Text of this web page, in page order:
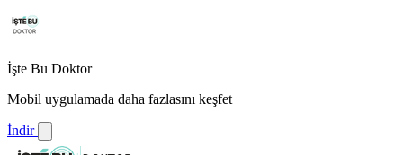
İşte Bu Doktor
Mobil uygulamada daha fazlasını keşfet
İndir